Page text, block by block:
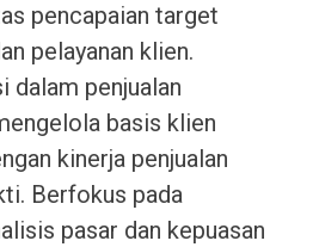
pencapaian target
pelayanan klien.
dalam penjualan
basis klien
kinerja penjualan
Berfokus pada
pasar dan kepuasan